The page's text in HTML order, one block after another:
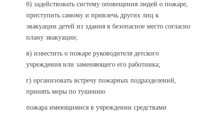
б) задействовать систему оповещения людей о пожаре,
приступить самому и привлечь других лиц к
эвакуации детей из здания в безопасное место согласно
плану эвакуации;
в) известить о пожаре руководителя детского
учреждения или заменяющего его работника;
г) организовать встречу пожарных подразделений,
принять меры по тушению
пожара имеющимися в учреждении средствами